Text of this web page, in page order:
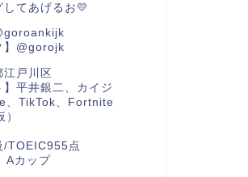
てあげるお💛
】@gorojk
江戸川区
】平井銀二、カイジ
、TikTok、Fortnite
/TOEIC955点
Aカップ